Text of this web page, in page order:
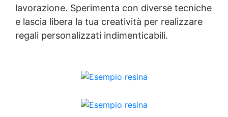
lavorazione. Sperimenta con diverse tecniche
e lascia libera la tua creatività per realizzare
regali personalizzati indimenticabili.